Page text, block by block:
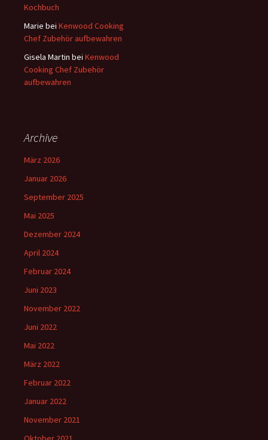
Kochbuch
Marie bei Kenwood Cooking
Chef Zubehör aufbewahren
Gisela Martin bei Kenwood
Cooking Chef Zubehör
aufbewahren
Archive
März 2026
Januar 2026
September 2025
Mai 2025
Dezember 2024
April 2024
Februar 2024
Juni 2023
November 2022
Juni 2022
Mai 2022
März 2022
Februar 2022
Januar 2022
November 2021